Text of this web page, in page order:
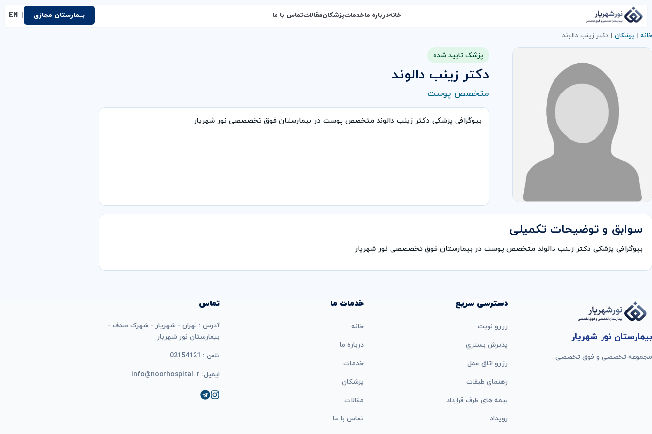
خانهدرباره ماخدماتپزشکانمقالاتتماس با ما بیمارستان مجازی EN
خانه | پزشکان | دکتر زینب دالوند
پزشک تایید شده
دکتر زینب دالوند
متخصص پوست
بیوگرافی پزشکی دکتر زینب دالوند متخصص پوست در بیمارستان فوق تخصصصی نور شهریار
سوابق و توضیحات تکمیلی
بیوگرافی پزشکی دکتر زینب دالوند متخصص پوست در بیمارستان فوق تخصصصی نور شهریار
بیمارستان نور شهریار
مجموعه تخصصی و فوق تخصصی
دسترسی سریع
رزرو نوبت
پذيرش بستري
رزرو اتاق عمل
راهنمای طبقات
بيمه های طرف قرارداد
رویداد
خدمات ما
خانه
درباره ما
خدمات
پزشکان
مقالات
تماس با ما
تماس
آدرس : تهران - شهریار - شهرک صدف -
بیمارستان نور شهریار
تلفن : 02154121
ایمیل: info@noorhospital.ir